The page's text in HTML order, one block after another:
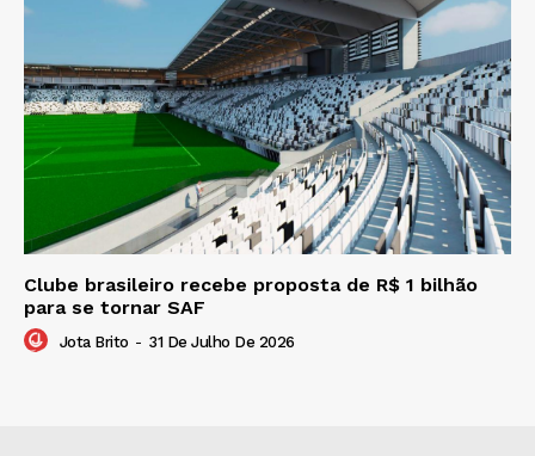
Clube brasileiro recebe proposta de R$ 1 bilhão
para se tornar SAF
Jota Brito - 31 De Julho De 2026